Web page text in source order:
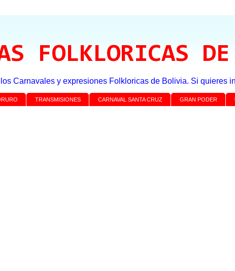
FOLKLORICAS
Carnavales y expresiones Folkloricas de Bolivia. Si quieres
TRANSMISIONES CARNAVAL SANTA CRUZ GRAN PODER